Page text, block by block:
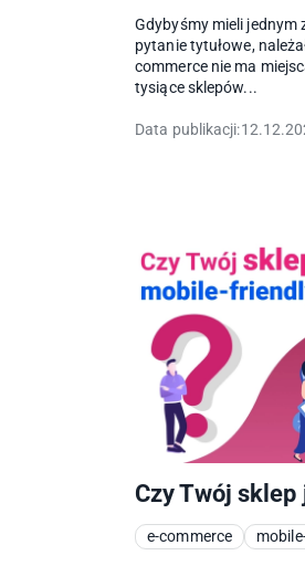
Gdybyśmy mieli jednym
pytanie tytułowe,
commerce nie ma
tysiące sklepów...
Data publikacji:
Czy Twój
e-commerce